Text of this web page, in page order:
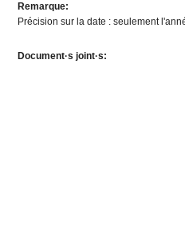
Remarque:
Précision sur la date : seulement
Document·s joint·s: